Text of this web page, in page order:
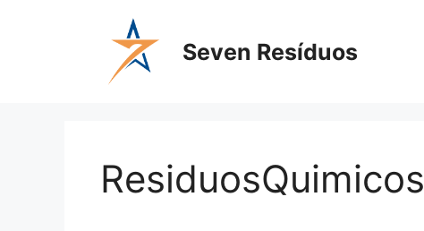
Seven Resíduos
ResiduosQuimicos